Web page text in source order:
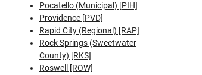
Pocatello (Municipal) [PIH]
Providence [PVD]
Rapid City (Regional) [RAP]
Rock Springs (Sweetwater
County) [RKS]
Roswell [ROW]